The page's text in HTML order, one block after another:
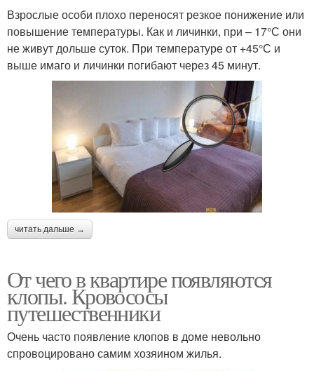
Взрослые особи плохо переносят резкое понижение или
повышение температуры. Как и личинки, при – 17°С они
не живут дольше суток. При температуре от +45°С и
выше имаго и личинки погибают через 45 минут.
читать дальше →
От чего в квартире появляются
клопы. Кровососы
путешественники
Очень часто появление клопов в доме невольно
спровоцировано самим хозяином жилья.